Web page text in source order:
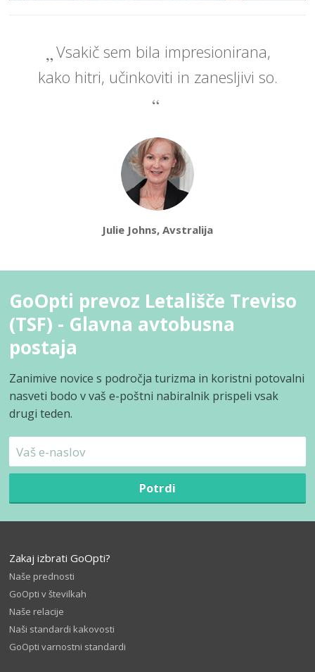
Vsakič sem bila impresionirana,
kako hitri, učinkoviti in zanesljivi so.
Julie Johns, Avstralija
GoOpti prevoz Letališče Treviso
(TSF) - Glavna avtobusna
postaja
Zanimive novice s področja turizma in koristni potovalni
nasveti bodo v vaš e-poštni nabiralnik prispeli vsak
drugi teden.
Potrdi
Zakaj izbrati GoOpti?
Naše prednosti
GoOpti v številkah
Naše relacije
Naši standardi kakovosti
GoOpti varnostni standardi